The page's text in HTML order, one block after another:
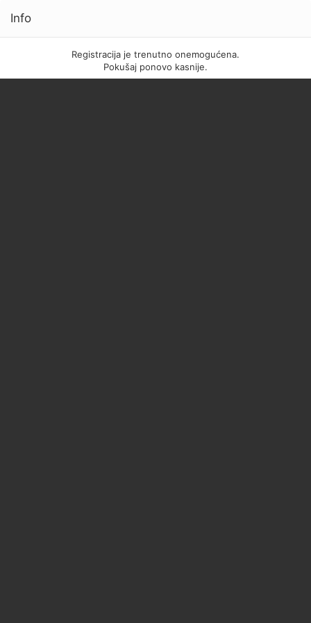
Info
Registracija je trenutno onemogućena.
Pokušaj ponovo kasnije.